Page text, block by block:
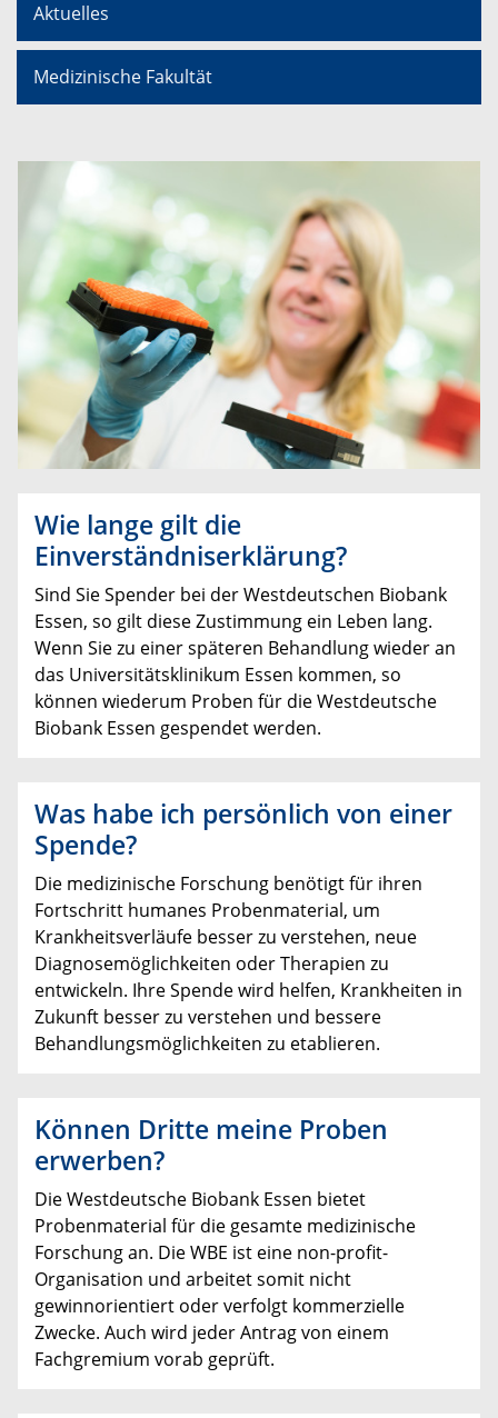
Aktuelles
Medizinische Fakultät
Wie lange gilt die
Einverständniserklärung?
Sind Sie Spender bei der Westdeutschen Biobank
Essen, so gilt diese Zustimmung ein Leben lang.
Wenn Sie zu einer späteren Behandlung wieder an
das Universitätsklinikum Essen kommen, so
können wiederum Proben für die Westdeutsche
Biobank Essen gespendet werden.
Was habe ich persönlich von einer
Spende?
Die medizinische Forschung benötigt für ihren
Fortschritt humanes Probenmaterial, um
Krankheitsverläufe besser zu verstehen, neue
Diagnosemöglichkeiten oder Therapien zu
entwickeln. Ihre Spende wird helfen, Krankheiten in
Zukunft besser zu verstehen und bessere
Behandlungsmöglichkeiten zu etablieren.
Können Dritte meine Proben
erwerben?
Die Westdeutsche Biobank Essen bietet
Probenmaterial für die gesamte medizinische
Forschung an. Die WBE ist eine non-profit-
Organisation und arbeitet somit nicht
gewinnorientiert oder verfolgt kommerzielle
Zwecke. Auch wird jeder Antrag von einem
Fachgremium vorab geprüft.